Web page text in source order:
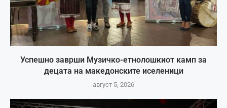
Успешно заврши Музичко-етнолошкиот камп за
децата на македонските иселеници
август 5, 2026